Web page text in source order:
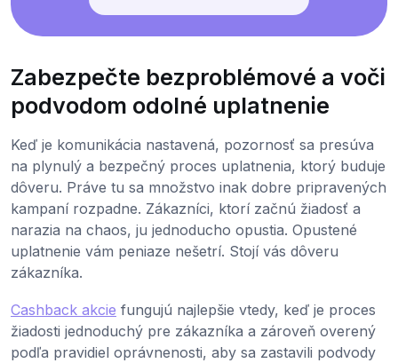
Zabezpečte bezproblémové a voči
podvodom odolné uplatnenie
Keď je komunikácia nastavená, pozornosť sa presúva
na plynulý a bezpečný proces uplatnenia, ktorý buduje
dôveru. Práve tu sa množstvo inak dobre pripravených
kampaní rozpadne. Zákazníci, ktorí začnú žiadosť a
narazia na chaos, ju jednoducho opustia. Opustené
uplatnenie vám peniaze nešetrí. Stojí vás dôveru
zákazníka.
Cashback akcie fungujú najlepšie vtedy, keď je proces
žiadosti jednoduchý pre zákazníka a zároveň overený
podľa pravidiel oprávnenosti, aby sa zastavili podvody